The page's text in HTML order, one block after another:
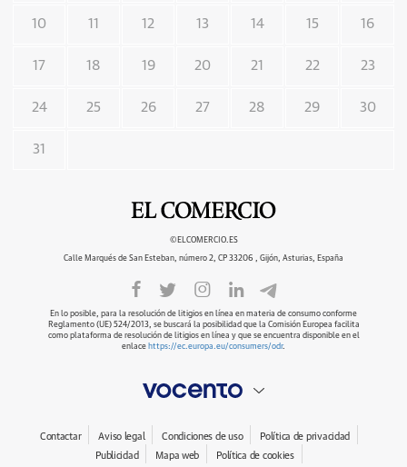
10 11 12 13 14 15 16
17 18 19 20 21 22 23
24 25 26 27 28 29 30
31
©ELCOMERCIO.ES
Calle Marqués de San Esteban, número 2, CP 33206 , Gijón, Asturias, España
En lo posible, para la resolución de litigios en línea en materia de consumo conforme
Reglamento (UE) 524/2013, se buscará la posibilidad que la Comisión Europea facilita
como plataforma de resolución de litigios en línea y que se encuentra disponible en el
enlace https://ec.europa.eu/consumers/odr.
Contactar Aviso legal Condiciones de uso
Política de privacidad
Publicidad
Mapa web Política de cookies